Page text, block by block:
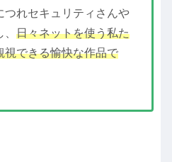
つれセキュリティさんや
日々ネットを使う私た
視できる愉快な作品で